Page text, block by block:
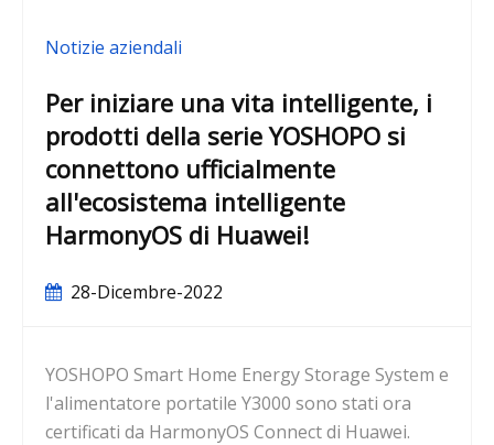
Notizie aziendali
Per iniziare una vita intelligente, i
prodotti della serie YOSHOPO si
connettono ufficialmente
all'ecosistema intelligente
HarmonyOS di Huawei!
28-Dicembre-2022
YOSHOPO Smart Home Energy Storage System e
l'alimentatore portatile Y3000 sono stati ora
certificati da HarmonyOS Connect di Huawei.